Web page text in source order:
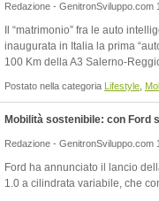
Redazione - GenitronSviluppo.com
Il “matrimonio” fra le auto
inaugurata in Italia la prima
100 Km della A3 Salerno-
Postato nella categoria Lifestyle
Mobilità sostenibile: con Ford
Redazione - GenitronSviluppo.com
Ford ha annunciato il lancio
1.0 a cilindrata variabile, che